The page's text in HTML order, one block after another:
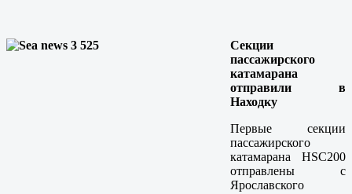
Секции
пассажирского
катамарана
отправили в
Находку
Первые секции
пассажирского
катамарана HSC200
отправлены с
Ярославского